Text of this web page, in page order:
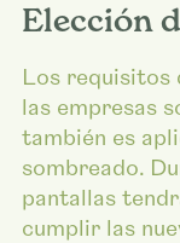
Elección
Los requisitos
las empresas
también es
sombreado.
pantallas
cumplir las